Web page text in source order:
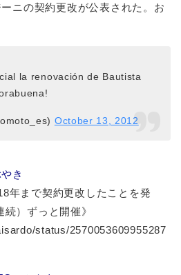
ニの契約更改が公表された。お
la renovación de Bautista
October 13, 2012
き
年まで契約更改したことを発
）ずっと開催》
status/2570053609955287